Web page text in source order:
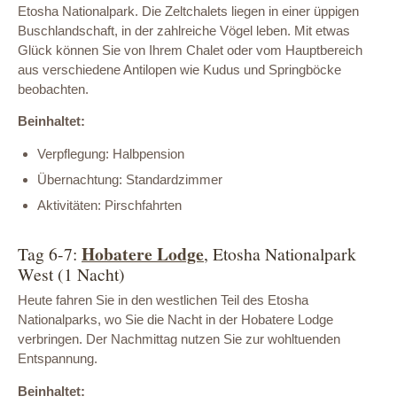
Etosha Nationalpark. Die Zeltchalets liegen in einer üppigen
Buschlandschaft, in der zahlreiche Vögel leben. Mit etwas
Glück können Sie von Ihrem Chalet oder vom Hauptbereich
aus verschiedene Antilopen wie Kudus und Springböcke
beobachten.
Beinhaltet:
Verpflegung: Halbpension
Übernachtung: Standardzimmer
Aktivitäten: Pirschfahrten
Tag 6-7: Hobatere Lodge, Etosha Nationalpark
West (1 Nacht)
Heute fahren Sie in den westlichen Teil des Etosha
Nationalparks, wo Sie die Nacht in der Hobatere Lodge
verbringen. Der Nachmittag nutzen Sie zur wohltuenden
Entspannung.
Beinhaltet: